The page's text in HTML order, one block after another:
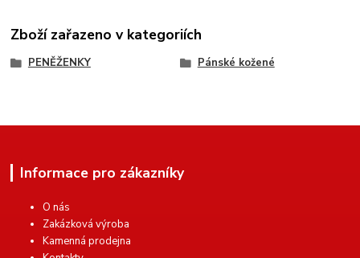
Zboží zařazeno v kategoriích
PENĚŽENKY Pánské kožené
Informace pro zákazníky
O nás
Zakázková výroba
Kamenná prodejna